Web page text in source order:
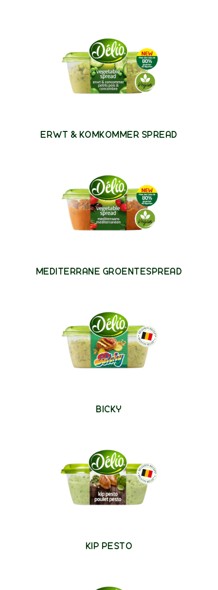
ERWT & KOMKOMMER SPREAD
MEDITERRANE GROENTESPREAD
BICKY
KIP PESTO